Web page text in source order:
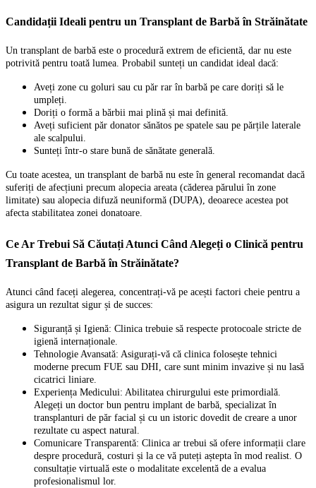
Candidații Ideali pentru un Transplant de Barbă în Străinătate
Un transplant de barbă este o procedură extrem de eficientă, dar nu este
potrivită pentru toată lumea. Probabil sunteți un candidat ideal dacă:
Aveți zone cu goluri sau cu păr rar în barbă pe care doriți să le
umpleți.
Doriți o formă a bărbii mai plină și mai definită.
Aveți suficient păr donator sănătos pe spatele sau pe părțile laterale
ale scalpului.
Sunteți într-o stare bună de sănătate generală.
Cu toate acestea, un transplant de barbă nu este în general recomandat dacă
suferiți de afecțiuni precum alopecia areata (căderea părului în zone
limitate) sau alopecia difuză neuniformă (DUPA), deoarece acestea pot
afecta stabilitatea zonei donatoare.
Ce Ar Trebui Să Căutați Atunci Când Alegeți o Clinică pentru
Transplant de Barbă în Străinătate?
Atunci când faceți alegerea, concentrați-vă pe acești factori cheie pentru a
asigura un rezultat sigur și de succes:
Siguranță și Igienă: Clinica trebuie să respecte protocoale stricte de
igienă internaționale.
Tehnologie Avansată: Asigurați-vă că clinica folosește tehnici
moderne precum FUE sau DHI, care sunt minim invazive și nu lasă
cicatrici liniare.
Experiența Medicului: Abilitatea chirurgului este primordială.
Alegeți un doctor bun pentru implant de barbă, specializat în
transplanturi de păr facial și cu un istoric dovedit de creare a unor
rezultate cu aspect natural.
Comunicare Transparentă: Clinica ar trebui să ofere informații clare
despre procedură, costuri și la ce vă puteți aștepta în mod realist. O
consultație virtuală este o modalitate excelentă de a evalua
profesionalismul lor.